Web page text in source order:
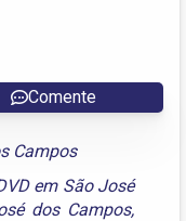
Comente
Campos
em São José
dos Campos,